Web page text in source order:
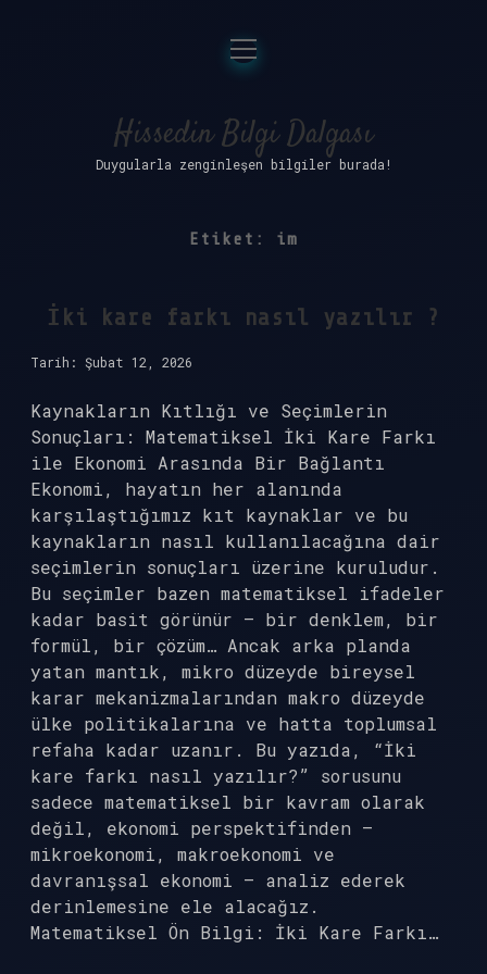
Anasayfa
Gizlilik Politikası
Yasal Uyarı
menüyü
aç
Hissedin Bilgi Dalgası
Duygularla zenginleşen bilgiler burada!
Etiket: im
İki kare farkı nasıl yazılır ?
Tarih: Şubat 12, 2026
Kaynakların Kıtlığı ve Seçimlerin
Sonuçları: Matematiksel İki Kare Farkı
ile Ekonomi Arasında Bir Bağlantı
Ekonomi, hayatın her alanında
karşılaştığımız kıt kaynaklar ve bu
kaynakların nasıl kullanılacağına dair
seçimlerin sonuçları üzerine kuruludur.
Bu seçimler bazen matematiksel ifadeler
kadar basit görünür — bir denklem, bir
formül, bir çözüm… Ancak arka planda
yatan mantık, mikro düzeyde bireysel
karar mekanizmalarından makro düzeyde
ülke politikalarına ve hatta toplumsal
refaha kadar uzanır. Bu yazıda, “İki
kare farkı nasıl yazılır?” sorusunu
sadece matematiksel bir kavram olarak
değil, ekonomi perspektifinden —
mikroekonomi, makroekonomi ve
davranışsal ekonomi — analiz ederek
derinlemesine ele alacağız.
Matematiksel Ön Bilgi: İki Kare Farkı…